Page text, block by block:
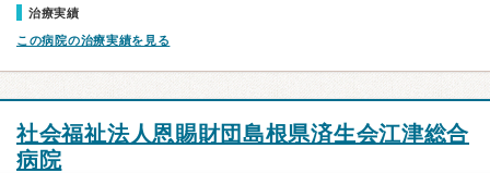
治療実績
この病院の治療実績を見る
社会福祉法人恩賜財団島根県済生会江津総合
病院